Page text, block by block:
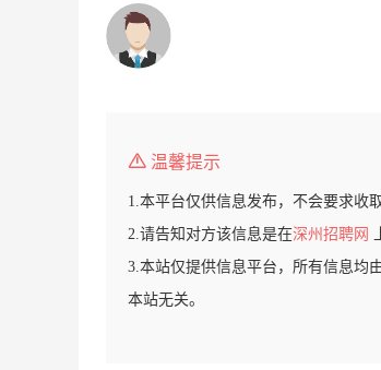
温馨提示
1.本平台仅供信息发布，不会要求收
2.请告知对方该信息是在深州招聘网
3.本站仅提供信息平台，所有信息均
本站无关。